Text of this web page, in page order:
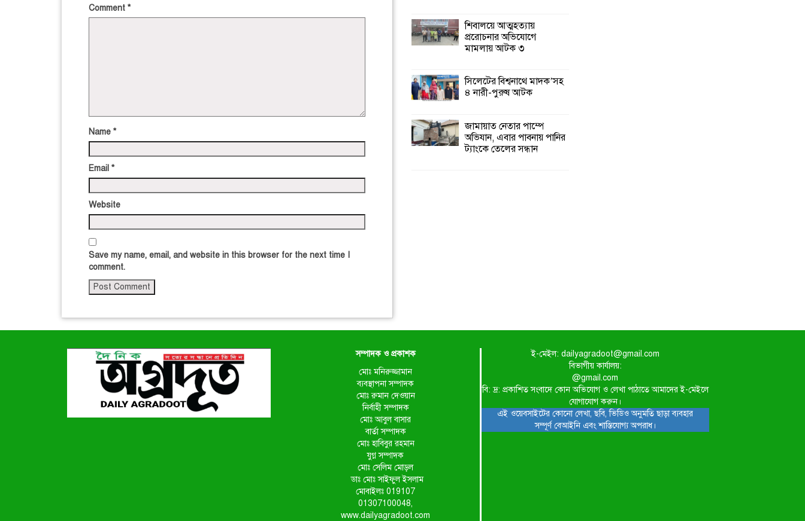
Comment *
Name *
Email *
Website
Save my name, email, and website in this browser for the next time I
comment.
শিবালয়ে আত্মহত্যায়
প্ররোচনার অভিযোগে
মামলায় আটক ৩
সিলেটের বিশ্বনাথে মাদক’সহ
৪ নারী-পুরুষ আটক
জামায়াত নেতার পাম্পে
অভিযান, এবার পাবনায় পানির
ট্যাংকে তেলের সন্ধান
সম্পাদক ও প্রকাশক
মোঃ মনিরুজ্জামান
ব্যবস্থাপনা সম্পাদক
মোঃ রুমান দেওয়ান
নির্বাহী সম্পাদক
মোঃ আবুল বাসার
বার্তা সম্পাদক
মোঃ হাবিবুর রহমান
যুগ্ন সম্পাদক
মোঃ সেলিম মোড়ল
ডাঃ মোঃ সাইফুল ইসলাম
মোবাইলঃ 019107
01307100048,
www.dailyagradoot.com
ই-মেইল: dailyagradoot@gmail.com
বিভাগীয় কার্যালয়:
@gmail.com
বি: দ্র: প্রকাশিত সংবাদে কোন অভিযোগ ও লেখা পাঠাতে আমাদের ই-মেইলে
যোগাযোগ করুন।
এই ওয়েবসাইটের কোনো লেখা, ছবি, ভিডিও অনুমতি ছাড়া ব্যবহার
সম্পূর্ণ বেআইনি এবং শাস্তিযোগ্য অপরাধ।